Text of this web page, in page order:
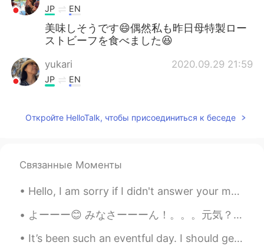
JP EN
美味しそうです😄偶然私も昨日母特製ロー
ストビーフを食べました😆
yukari 2020.09.29 21:59
JP EN
getting hungry!
初めてのバーベキューでローストビー
初めてバーベキューでローストビーフ
を焼いたので、うれしかっ
yuki 2020.09.29 21:57
Откройте HelloTalk, чтобы присоединиться к беседе
Связанные Моменты
Hello, I am sorry if I didn't answer your message. I have not felt like being on my phone all day...
よーーー😊 みなさーーーん！。。。元気？🤓 今日は博多で友達とランチを食べてきた🍛😋 雨が結構降ってて、カフェの窓から人間観察をしながらゆっくり話してて、いい時間過ごせた。 北九州まではバスで...
It’s been such an eventful day. I should get some sleep, but I can’t fall asleep. Maybe I’ll have...